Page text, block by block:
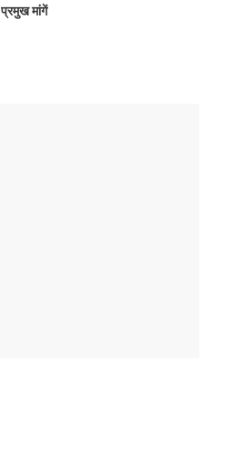
प्रमुख मांगें